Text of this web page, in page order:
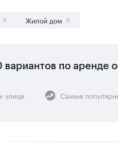
Жилой дом
вариантов по аренде
улице Самые